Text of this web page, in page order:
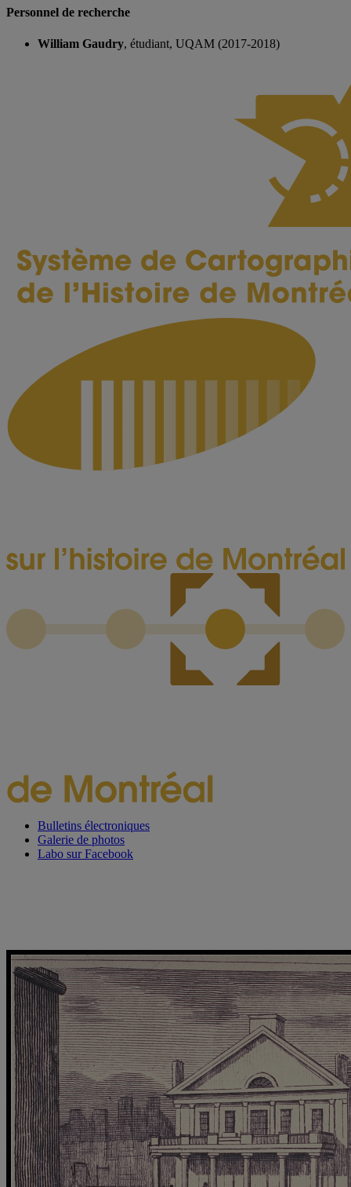
Personnel de recherche
William Gaudry, étudiant, UQAM (2017-2018)
Bulletins électroniques
Galerie de photos
Labo sur Facebook